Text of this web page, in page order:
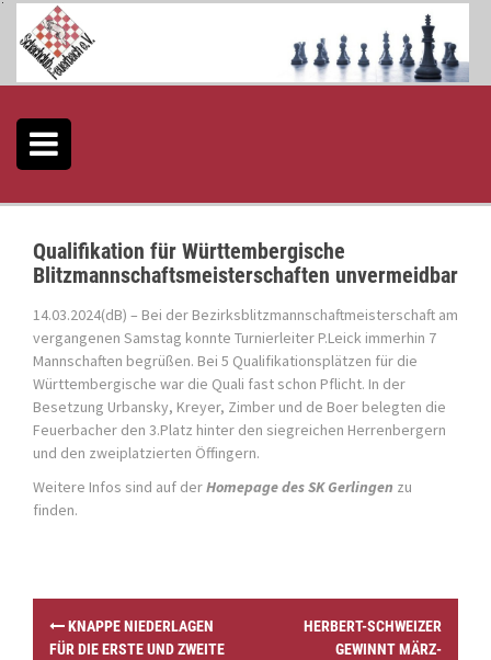
S
Qualifikation für Württembergische
Blitzmannschaftsmeisterschaften unvermeidbar
14.03.2024(dB) – Bei der Bezirksblitzmannschaftmeisterschaft am
vergangenen Samstag konnte Turnierleiter P.Leick immerhin 7
Mannschaften begrüßen. Bei 5 Qualifikationsplätzen für die
Württembergische war die Quali fast schon Pflicht. In der
Besetzung Urbansky, Kreyer, Zimber und de Boer belegten die
Feuerbacher den 3.Platz hinter den siegreichen Herrenbergern
und den zweiplatzierten Öffingern.
Weitere Infos sind auf derHomepage des SK Gerlingen zu
finden.
KNAPPE NIEDERLAGEN
FÜR DIE ERSTE UND ZWEITE
HERBERT-SCHWEIZER
GEWINNT MÄRZ-